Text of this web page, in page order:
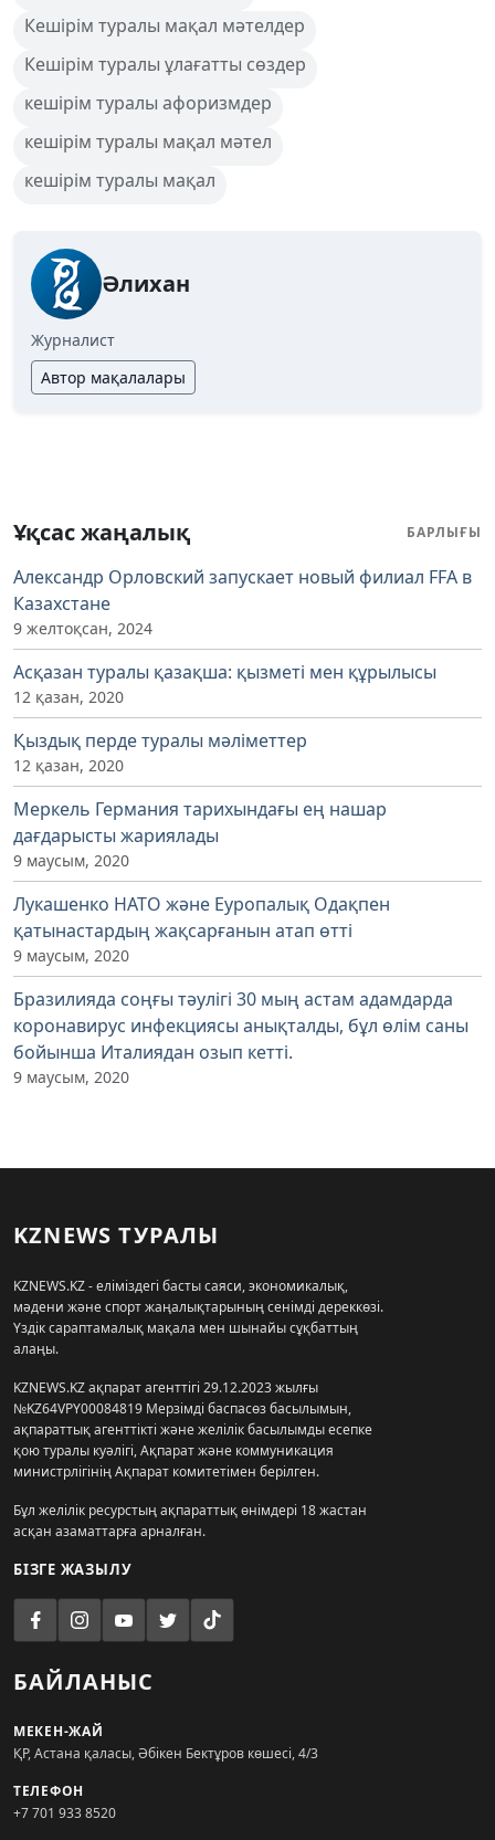
Кешірім туралы мақал мәтелдер
Кешірім туралы ұлағатты сөздер
кешірім туралы афоризмдер
кешірім туралы мақал мәтел
кешірім туралы мақал
Әлихан
Журналист
Автор мақалалары
Ұқсас жаңалық БАРЛЫҒЫ
Александр Орловский запускает новый филиал FFA в
Казахстане
9 желтоқсан, 2024
Асқазан туралы қазақша: қызметі мен құрылысы
12 қазан, 2020
Қыздық перде туралы мәліметтер
12 қазан, 2020
Меркель Германия тарихындағы ең нашар
дағдарысты жариялады
9 маусым, 2020
Лукашенко НАТО және Еуропалық Одақпен
қатынастардың жақсарғанын атап өтті
9 маусым, 2020
Бразилияда соңғы тәулігі 30 мың астам адамдарда
коронавирус инфекциясы анықталды, бұл өлім саны
бойынша Италиядан озып кетті.
9 маусым, 2020
KZNEWS ТУРАЛЫ
KZNEWS.KZ - еліміздегі басты саяси, экономикалық,
мәдени және спорт жаңалықтарының сенімді дереккөзі.
Үздік сараптамалық мақала мен шынайы сұқбаттың
алаңы.
KZNEWS.KZ ақпарат агенттігі 29.12.2023 жылғы
№KZ64VPY00084819 Мерзімді баспасөз басылымын,
ақпараттық агенттікті және желілік басылымды есепке
қою туралы куәлігі, Ақпарат және коммуникация
министрлігінің Ақпарат комитетімен берілген.
Бұл желілік ресурстың ақпараттық өнімдері 18 жастан
асқан азаматтарға арналған.
БІЗГЕ ЖАЗЫЛУ
БАЙЛАНЫС
МЕКЕН-ЖАЙ
ҚР, Астана қаласы, Әбікен Бектұров көшесі, 4/3
ТЕЛЕФОН
+7 701 933 8520